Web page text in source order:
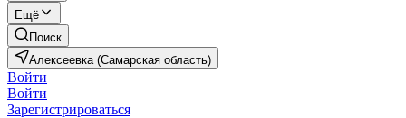
Ещё
Поиск
Алексеевка (Самарская область)
Войти
Войти
Зарегистрироваться